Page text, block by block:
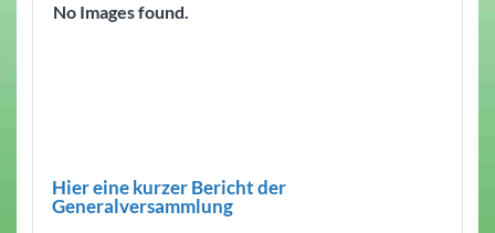
No Images found.
Hier eine kurzer Bericht der
Generalversammlung